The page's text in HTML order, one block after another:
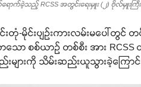
ောက်ခဲ့သည့် RCSS အတွင်းရေးမှူး (၂) ဗိုလ်မှူးကြီး
တုံ-မိုင်းပျဉ်းကားလမ်းမပေါ်တွ
သော စစ်ယာဉ် တစ်စီး အား
းများကို သိမ်းဆည်းယူသွားခဲ့ကြ